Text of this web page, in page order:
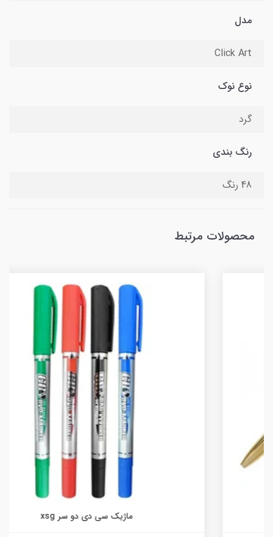
مدل
Click Art
نوع نوک
گرد
رنگ بندی
48 رنگ
محصولات مرتبط
ماژیک سی دی دو سر xsg